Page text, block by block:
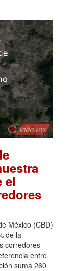
el
México (CBD)
de la
corredores
entre
suma 260